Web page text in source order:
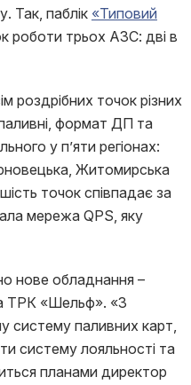
Так, паблік «Типовий
роботи трьох АЗС: дві в
роздрібних точок різних
формат ДП та
у п’яти регіонах:
Житомирська
точок співпадає за
мережа QPS, яку
нове обладнання –
ТРК «Шельф». «З
систему паливних карт,
систему лояльності та
планами директор